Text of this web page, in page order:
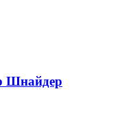
Шнайдер